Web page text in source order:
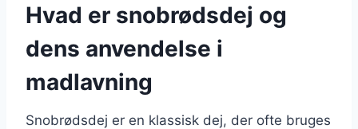
Hvad er snobrødsdej og
dens anvendelse i
madlavning
Snobrødsdej er en klassisk dej, der ofte bruges